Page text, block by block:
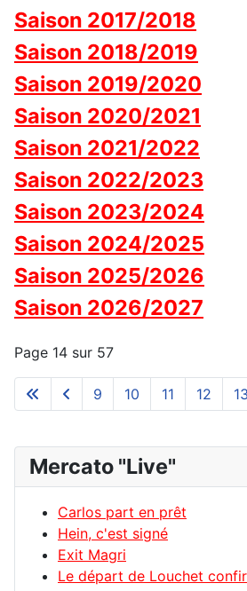
Saison 2017/2018
Saison 2018/2019
Saison 2019/2020
Saison 2020/2021
Saison 2021/2022
Saison 2022/2023
Saison 2023/2024
Saison 2024/2025
Saison 2025/2026
Saison 2026/2027
Page 14 sur 57
9 10 11 12 13
Mercato "Live"
Carlos part en prêt
Hein, c'est signé
Exit Magri
Le départ de Louchet